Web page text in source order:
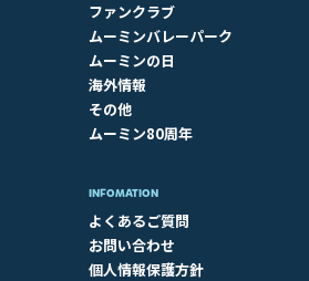
ファンクラブ
ムーミンバレーパーク
ムーミンの日
海外情報
その他
ムーミン80周年
INFOMATION
よくあるご質問
お問い合わせ
個人情報保護方針